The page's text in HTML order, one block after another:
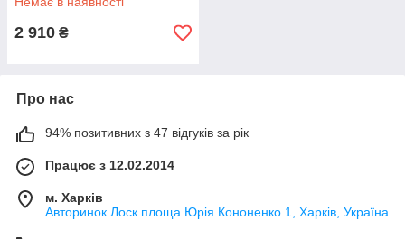
2 910 ₴
Про нас
94% позитивних з 47 відгуків за рік
Працює з 12.02.2014
м. Харків
Авторинок Лоск площа Юрія Кононенко 1, Харків, Україна